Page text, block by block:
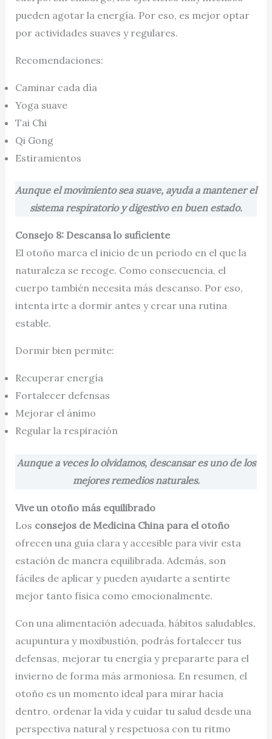
pueden agotar la energía. Por eso, es mejor optar
por actividades suaves y regulares.
Recomendaciones:
Caminar cada día
Yoga suave
Tai Chi
Qi Gong
Estiramientos
Aunque el movimiento sea suave, ayuda a mantener el
sistema respiratorio y digestivo en buen estado.
Consejo 8: Descansa lo suficiente
El otoño marca el inicio de un periodo en el que la
naturaleza se recoge. Como consecuencia, el
cuerpo también necesita más descanso. Por eso,
intenta irte a dormir antes y crear una rutina
estable.
Dormir bien permite:
Recuperar energía
Fortalecer defensas
Mejorar el ánimo
Regular la respiración
Aunque a veces lo olvidamos, descansar es uno de los
mejores remedios naturales.
Vive un otoño más equilibrado
Los consejos de Medicina China para el otoño
ofrecen una guía clara y accesible para vivir esta
estación de manera equilibrada. Además, son
fáciles de aplicar y pueden ayudarte a sentirte
mejor tanto física como emocionalmente.
Con una alimentación adecuada, hábitos saludables,
acupuntura y moxibustión, podrás fortalecer tus
defensas, mejorar tu energía y prepararte para el
invierno de forma más armoniosa. En resumen, el
otoño es un momento ideal para mirar hacia
dentro, ordenar la vida y cuidar tu salud desde una
perspectiva natural y respetuosa con tu ritmo